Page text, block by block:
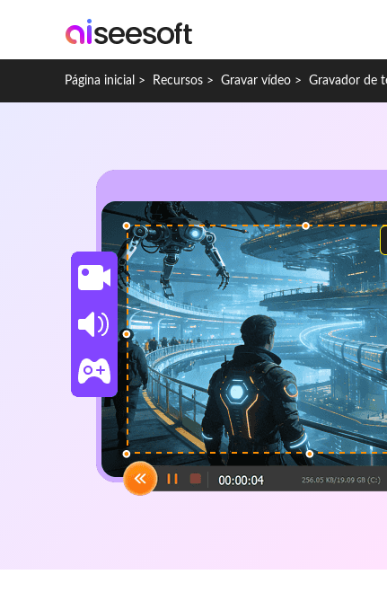
Página inicial > Recursos > Gravar vídeo > Gravador de